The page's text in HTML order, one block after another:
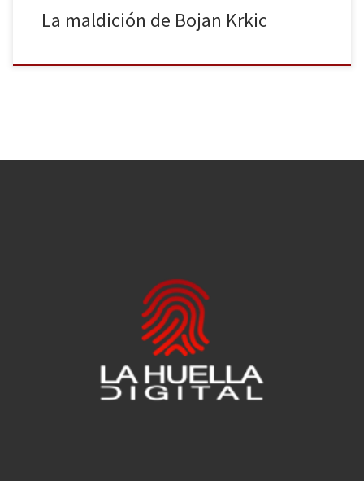
La maldición de Bojan Krkic